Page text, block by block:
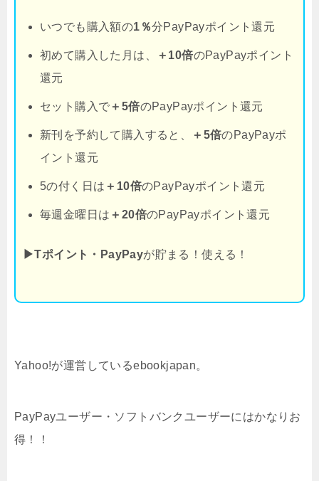
いつでも購入額の1％分PayPayポイント還元
初めて購入した月は、 ＋10倍のPayPayポイント
還元
セット購入で ＋5倍のPayPayポイント還元
新刊を予約して購入すると、 ＋5倍のPayPayポ
イント還元
5の付く日は ＋10倍のPayPayポイント還元
毎週金曜日は ＋20倍のPayPayポイント還元
▶Tポイント・PayPayが貯まる！使える！
Yahoo!が運営しているebookjapan。
PayPayユーザー・ソフトバンクユーザーにはかなりお
得！！